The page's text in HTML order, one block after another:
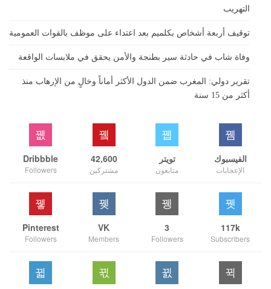
التهريب
توقيف أربعة أشخاص بكلميم بعد اعتداء على موظف بالقوات العمومية
وفاة شاب في حادثة سير بطنجة والأمن يحقق في ملابسات الواقعة
تقرير دولي: المغرب ضمن الدول الأكثر أماناً وخالٍ من الإرهاب منذ
أكثر من 15 سنة
الفيسبوك
الإعجابات
تويتر
متابعون
42,600
مشتركين
Dribbble
Followers
117k
Subscribers
3
Followers
VK
Members
Pinterest
Followers